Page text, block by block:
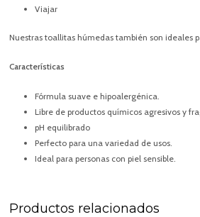
Viajar
Nuestras toallitas húmedas también son ideales
Características
Fórmula suave e hipoalergénica.
Libre de productos químicos agresivos y
pH equilibrado
Perfecto para una variedad de usos.
Ideal para personas con piel sensible.
Productos relacionados